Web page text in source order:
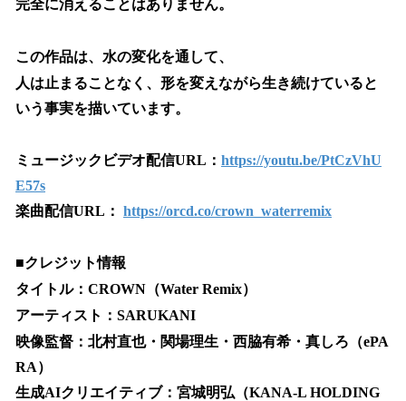
完全に消えることはありません。
この作品は、水の変化を通して、
人は止まることなく、形を変えながら生き続けていると
いう事実を描いています。
ミュージックビデオ配信URL： https://youtu.be/PtCzVhU
E57s
楽曲配信URL： https://orcd.co/crown_waterremix
■クレジット情報
タイトル：CROWN（Water Remix）
アーティスト：SARUKANI
映像監督：北村直也・関場理生・西脇有希・真しろ（ePA
RA）
生成AIクリエイティブ：宮城明弘（KANA-L HOLDING